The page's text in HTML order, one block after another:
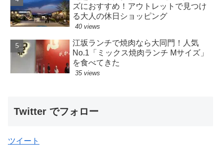
ズにおすすめ！アウトレットで見つけ
る大人の休日ショッピング
40 views
江坂ランチで焼肉なら大同門！人気
No.1「ミックス焼肉ランチ Mサイズ」
を食べてきた
35 views
Twitter でフォロー
ツイート